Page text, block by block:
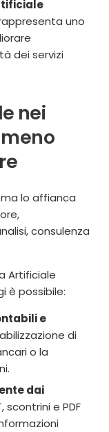
uno
dei servizi
nei
ma lo affianca
consulenza
Artificiale
è possibile:
e
di
o la
dai
scontrini e PDF